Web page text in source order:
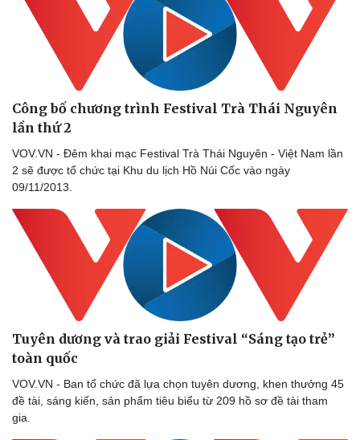
Lịch thi đấu bóng đá
Thế giới thể thao
eSports
Hậu trường
Xe máy
Tư vấn
Công bố chương trình Festival Trà Thái Nguyên
lần thứ 2
VOV.VN - Đêm khai mạc Festival Trà Thái Nguyên - Việt Nam lần
2 sẽ được tổ chức tại Khu du lịch Hồ Núi Cốc vào ngày
09/11/2013.
Tuyên dương và trao giải Festival “Sáng tạo trẻ”
toàn quốc
VOV.VN - Ban tổ chức đã lựa chọn tuyên dương, khen thưởng 45
đề tài, sáng kiến, sản phẩm tiêu biểu từ 209 hồ sơ đề tài tham
gia.